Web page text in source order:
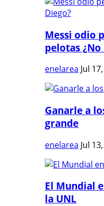
Messi odio
pelotas ¿No
enelarea Jul
Ganarle a
grande
enelarea Jul
El Mundial
la UNL